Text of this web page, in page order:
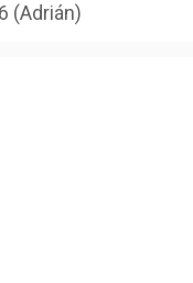
(Adrián)